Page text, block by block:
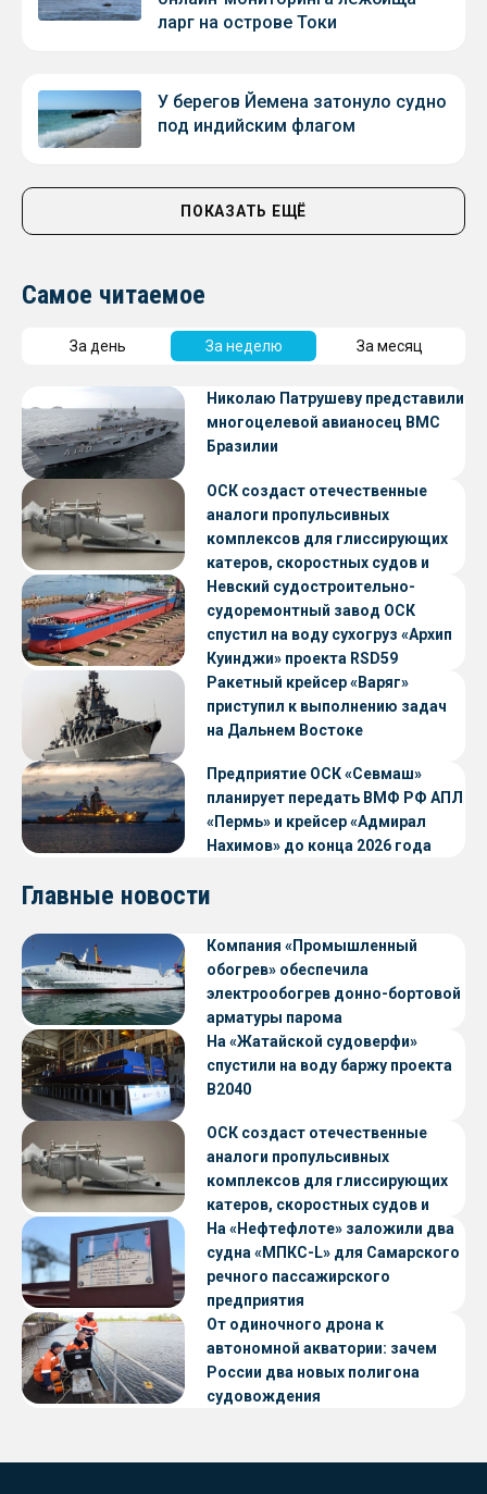
ларг на острове Токи
У берегов Йемена затонуло судно
под индийским флагом
ПОКАЗАТЬ ЕЩЁ
Самое читаемое
За день За неделю За месяц
Николаю Патрушеву представили
многоцелевой авианосец ВМС
Бразилии
ОСК создаст отечественные
аналоги пропульсивных
комплексов для глиссирующих
катеров, скоростных судов и
судов с малой осадкой
Невский судостроительно-
судоремонтный завод ОСК
спустил на воду сухогруз «Архип
Куинджи» проекта RSD59
Ракетный крейсер «Варяг»
приступил к выполнению задач
на Дальнем Востоке
Предприятие ОСК «Севмаш»
планирует передать ВМФ РФ АПЛ
«Пермь» и крейсер «Адмирал
Нахимов» до конца 2026 года
Главные новости
Компания «Промышленный
обогрев» обеспечила
электрообогрев донно-бортовой
арматуры парома
«Петропавловск» проекта CNF22
На «Жатайской судоверфи»
спустили на воду баржу проекта
В2040
ОСК создаст отечественные
аналоги пропульсивных
комплексов для глиссирующих
катеров, скоростных судов и
судов с малой осадкой
На «Нефтефлоте» заложили два
судна «МПКС-L» для Самарского
речного пассажирского
предприятия
От одиночного дрона к
автономной акватории: зачем
России два новых полигона
судовождения